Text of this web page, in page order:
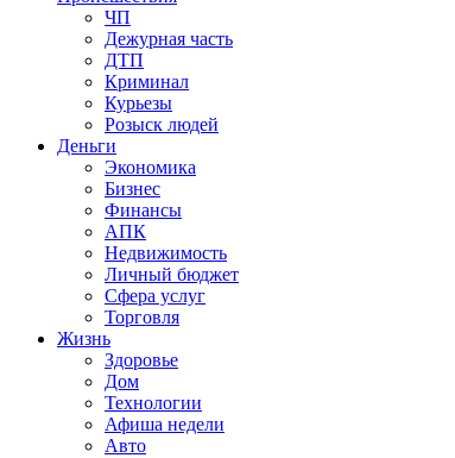
ЧП
Дежурная часть
ДТП
Криминал
Курьезы
Розыск людей
Деньги
Экономика
Бизнес
Финансы
АПК
Недвижимость
Личный бюджет
Сфера услуг
Торговля
Жизнь
Здоровье
Дом
Технологии
Афиша недели
Авто